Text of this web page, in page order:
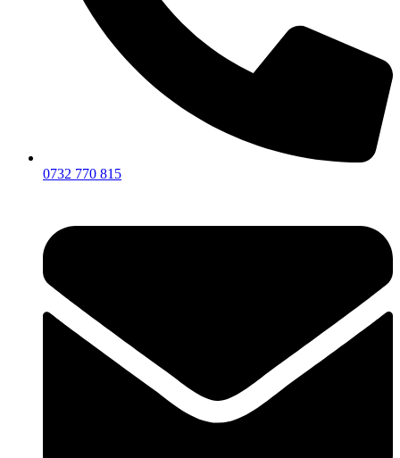
0732 770 815